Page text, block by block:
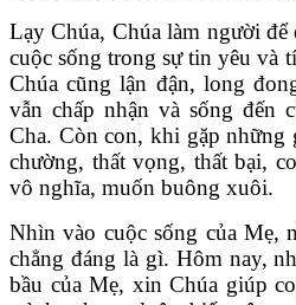
Lạy Chúa, Chúa làm người
cuộc sống trong sự tin yêu và
Chúa cũng lận đận, long
vẫn chấp nhận và sống đến
Cha. Còn con, khi gặp những
chường, thất vọng, thất bại,
vô nghĩa, muốn buông xuôi.
Nhìn vào cuộc sống của Mẹ,
chẳng đáng là gì. Hôm nay,
bầu của Mẹ, xin Chúa giúp